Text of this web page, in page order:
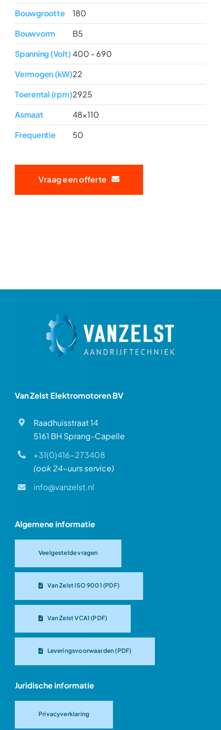
Bouwgrootte
180
Bouwvorm
B5
Spanning (Volt)400 - 690
Vermogen (kW)22
Toerental (rpm)2925
Asmaat
48x110
Frequentie
50
Vraag een offerte
Van Zelst Elektromotoren BV
Raadhuisstraat 14
5161 BH Sprang-Capelle
+31(0)416-273408
(ook 24-uurs service)
info@vanzelst.nl
Algemene informatie
Veelgestelde vragen
Van Zelst ISO 9001 (PDF)
Van Zelst VCA1 (PDF)
Leveringsvoorwaarden (PDF)
Juridische informatie
Privacyverklaring